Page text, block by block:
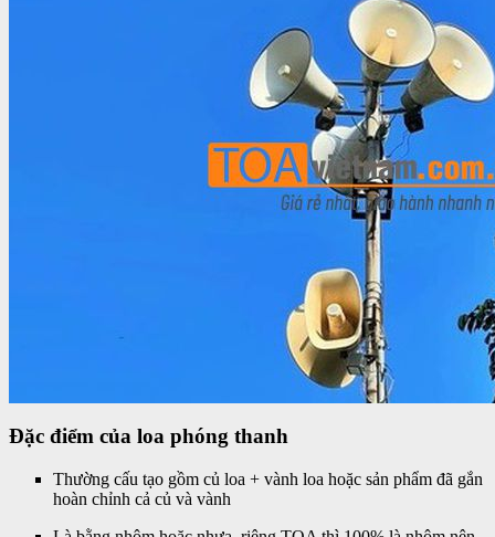
Đặc điểm của loa phóng thanh
Thường cấu tạo gồm củ loa + vành loa hoặc sản phẩm đã gắn
hoàn chỉnh cả củ và vành